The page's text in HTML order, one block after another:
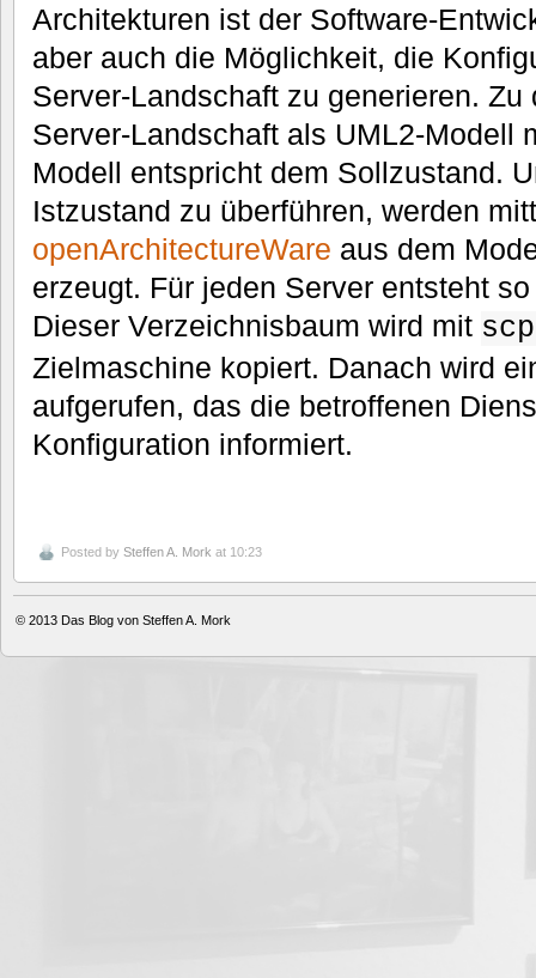
Architekturen ist der Software-
aber auch die Möglichkeit, die
Server-Landschaft zu generieren.
Server-Landschaft als UML2-Modell
Modell entspricht dem Sollzustand.
Istzustand zu überführen, werden
openArchitectureWare aus dem
erzeugt. Für jeden Server entsteht
Dieser Verzeichnisbaum wird mit
Zielmaschine kopiert. Danach wird
aufgerufen, das die betroffenen
Konfiguration informiert.
Posted by Steffen A. Mork at 10:23
© 2013 Das Blog von Steffen A. Mork